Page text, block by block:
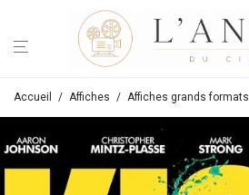
Accueil / Affiches / Affiches grands formats